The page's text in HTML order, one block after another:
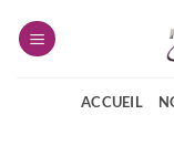
ACCUEIL